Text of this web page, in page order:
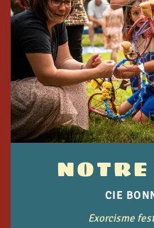
CIE
Exorcisme